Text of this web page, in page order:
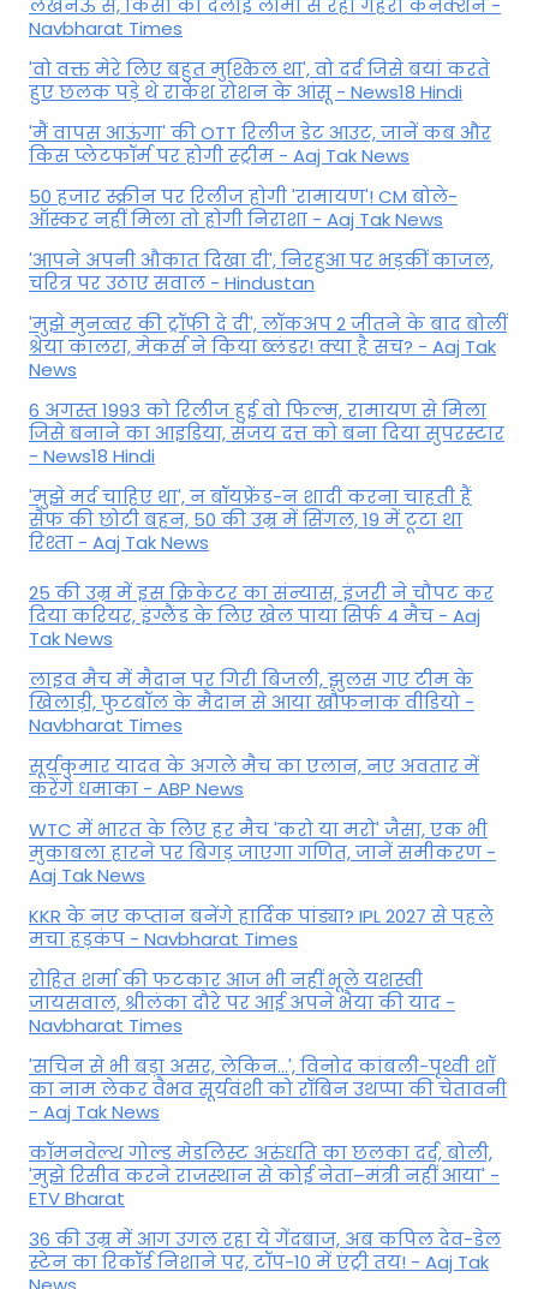
लखनऊ से, किसी का दलाई लामा से रहा गहरा कनेक्शन -
Navbharat Times
'वो वक्त मेरे लिए बहुत मुश्किल था', वो दर्द जिसे बयां करते
हुए छलक पड़े थे राकेश रोशन के आंसू - News18 Hindi
'मैं वापस आऊंगा' की OTT रिलीज डेट आउट, जानें कब और
किस प्लेटफॉर्म पर होगी स्ट्रीम - Aaj Tak News
50 हजार स्क्रीन पर रिलीज होगी 'रामायण'! CM बोले-
ऑस्कर नहीं मिला तो होगी निराशा - Aaj Tak News
'आपने अपनी औकात दिखा दी', निरहुआ पर भड़कीं काजल,
चरित्र पर उठाए सवाल - Hindustan
'मुझे मुनव्वर की ट्रॉफी दे दी', लॉकअप 2 जीतने के बाद बोलीं
श्रेया कालरा, मेकर्स ने किया ब्लंडर! क्या है सच? - Aaj Tak
News
6 अगस्त 1993 को रिलीज हुई वो फिल्म, रामायण से मिला
जिसे बनाने का आइडिया, संजय दत्त को बना दिया सुपरस्टार
- News18 Hindi
'मुझे मर्द चाहिए था', न बॉयफ्रेंड-न शादी करना चाहती हैं
सैफ की छोटी बहन, 50 की उम्र में सिंगल, 19 में टूटा था
रिश्ता - Aaj Tak News
25 की उम्र में इस क्रिकेटर का संन्यास, इंजरी ने चौपट कर
दिया करियर, इंग्लैंड के लिए खेल पाया सिर्फ 4 मैच - Aaj
Tak News
लाइव मैच में मैदान पर गिरी बिजली, झुलस गए टीम के
खिलाड़ी, फुटबॉल के मैदान से आया खौफनाक वीडियो -
Navbharat Times
सूर्यकुमार यादव के अगले मैच का एलान, नए अवतार में
करेंगे धमाका - ABP News
WTC में भारत के लिए हर मैच 'करो या मरो' जैसा, एक भी
मुकाबला हारने पर बिगड़ जाएगा गण‍ित, जानें समीकरण -
Aaj Tak News
KKR के नए कप्तान बनेंगे हार्दिक पांड्या? IPL 2027 से पहले
मचा हड़कंप - Navbharat Times
रोहित शर्मा की फटकार आज भी नहीं भूले यशस्वी
जायसवाल, श्रीलंका दौरे पर आई अपने भैया की याद -
Navbharat Times
'सचिन से भी बड़ा असर, लेकिन...', व‍िनोद कांबली-पृथ्वी शॉ
का नाम लेकर वैभव सूर्यवंशी को रॉबिन उथप्पा की चेतावनी
- Aaj Tak News
कॉमनवेल्थ गोल्ड मे​डलिस्ट अरुंधति का छलका दर्द, बोली,
'मुझे रिसीव करने राजस्थान से कोई नेता–मंत्री नहीं आया' -
ETV Bharat
36 की उम्र में आग उगल रहा ये गेंदबाज, अब कपिल देव-डेल
स्टेन का रिकॉर्ड निशाने पर, टॉप-10 में एंट्री तय! - Aaj Tak